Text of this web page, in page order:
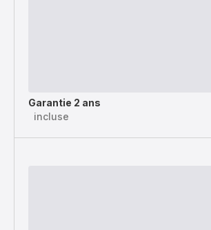
Garantie 2 ans
incluse